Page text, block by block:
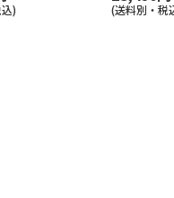
) (送料別・税